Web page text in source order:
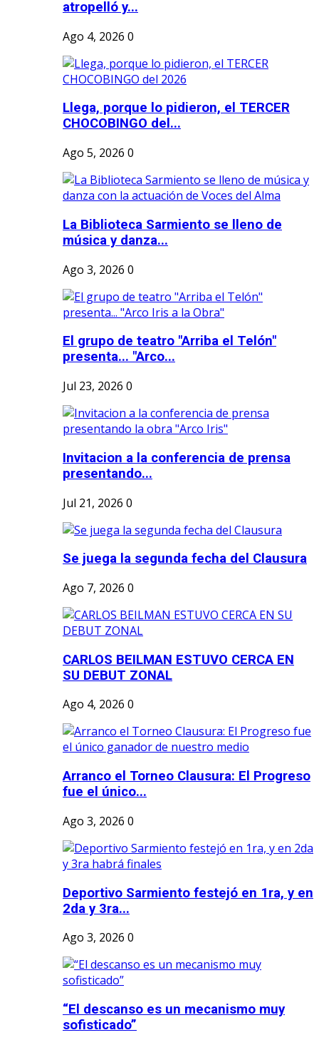
atropelló y...
Ago 4, 2026 0
Llega, porque lo pidieron, el TERCER
CHOCOBINGO del...
Ago 5, 2026 0
La Biblioteca Sarmiento se lleno de
música y danza...
Ago 3, 2026 0
El grupo de teatro "Arriba el Telón"
presenta... "Arco...
Jul 23, 2026 0
Invitacion a la conferencia de prensa
presentando...
Jul 21, 2026 0
Se juega la segunda fecha del Clausura
Ago 7, 2026 0
CARLOS BEILMAN ESTUVO CERCA EN
SU DEBUT ZONAL
Ago 4, 2026 0
Arranco el Torneo Clausura: El Progreso
fue el único...
Ago 3, 2026 0
Deportivo Sarmiento festejó en 1ra, y en
2da y 3ra...
Ago 3, 2026 0
“El descanso es un mecanismo muy
sofisticado”